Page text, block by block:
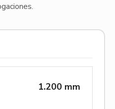
1.200 mm